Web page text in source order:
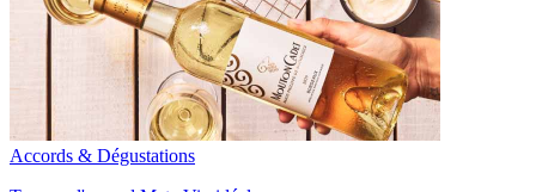
Accords & Dégustations